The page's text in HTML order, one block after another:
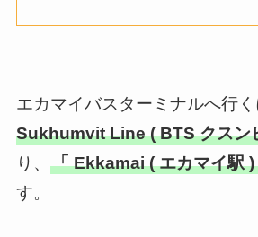
エカマイバスターミナルへ行く
Sukhumvit Line ( BTS クスン
り、 「 Ekkamai ( エカマイ駅 )
す。